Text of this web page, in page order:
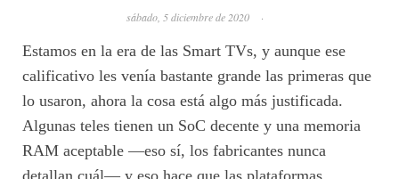
sábado, 5 diciembre de 2020 ·
Estamos en la era de las Smart TVs, y aunque ese
calificativo les venía bastante grande las primeras que
lo usaron, ahora la cosa está algo más justificada.
Algunas teles tienen un SoC decente y una memoria
RAM aceptable —eso sí, los fabricantes nunca
detallan cuál— y eso hace que las plataformas